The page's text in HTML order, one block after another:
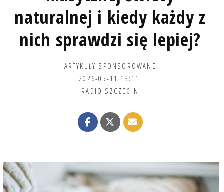
naturalnej i kiedy każdy z
nich sprawdzi się lepiej?
ARTYKUŁY SPONSOROWANE
2026-05-11 13:11
RADIO SZCZECIN